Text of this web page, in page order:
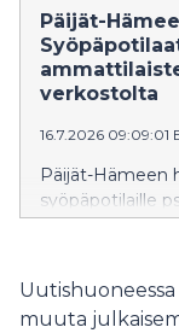
merkkejä
Lahdessa
enemmän
Päijät-
verkostolta
16.7.2026 09:09:01
Päijät-Hämeen
syöpäpotilaille
tahojen
tuki, tuen
ohjautuminen.
muuta